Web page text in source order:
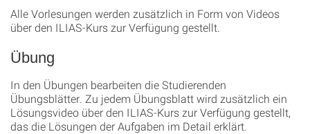
Alle Vorlesungen werden zusätzlich in Form von Videos
über den ILIAS-Kurs zur Verfügung gestellt.
Übung
In den Übungen bearbeiten die Studierenden
Übungsblätter. Zu jedem Übungsblatt wird zusätzlich ein
Lösungsvideo über den ILIAS-Kurs zur Verfügung gestellt,
das die Lösungen der Aufgaben im Detail erklärt.